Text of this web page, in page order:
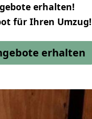
erhalten!
für Ihren Umzug!
erhalten